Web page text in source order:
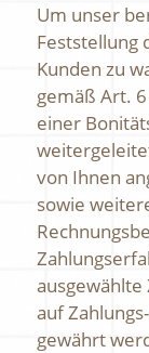
Um unser
Feststellung
Kunden zu
gemäß Art.
einer
von Ihnen
sowie
auf
gewährt